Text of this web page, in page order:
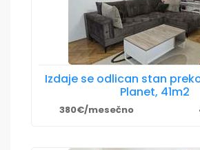
Izdaje se odlican stan
Planet, 41m2
380€/mesečno